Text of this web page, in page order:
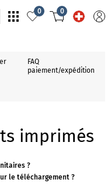
0 0
FAQ
paiement/expédition
imprimés
?
le téléchargement ?